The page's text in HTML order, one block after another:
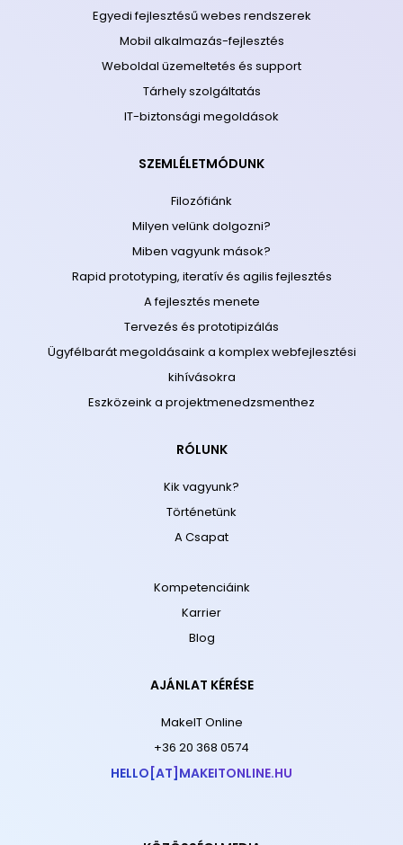
Egyedi fejlesztésű webes rendszerek
Mobil alkalmazás-fejlesztés
Weboldal üzemeltetés és support
Tárhely szolgáltatás
IT-biztonsági megoldások
SZEMLÉLETMÓDUNK
Filozófiánk
Milyen velünk dolgozni?
Miben vagyunk mások?
Rapid prototyping, iteratív és agilis fejlesztés
A fejlesztés menete
Tervezés és prototipizálás
Ügyfélbarát megoldásaink a komplex webfejlesztési
kihívásokra
Eszközeink a projektmenedzsmenthez
RÓLUNK
Kik vagyunk?
Történetünk
A Csapat
Kompetenciáink
Karrier
Blog
AJÁNLAT KÉRÉSE
MakeIT Online
+36 20 368 0574
HELLO[AT]MAKEITONLINE.HU